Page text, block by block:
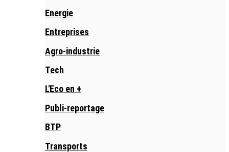
Energie
Entreprises
Agro-industrie
Tech
L'Eco en +
Publi-reportage
BTP
Transports